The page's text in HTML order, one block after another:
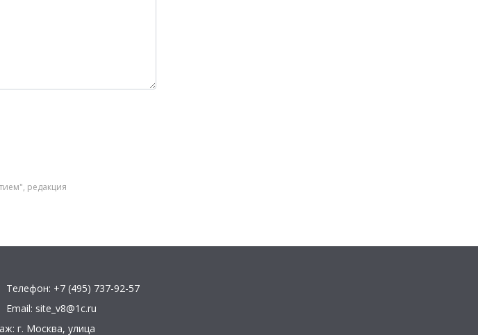
редакция
Телефон: +7 (495) 737-92-57
Email: site_v8@1c.ru
г. Москва, улица